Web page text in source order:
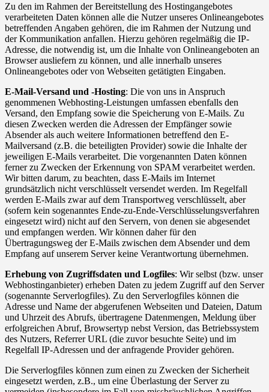
Zu den im Rahmen der Bereitstellung des Hostingangebotes
verarbeiteten Daten können alle die Nutzer unseres Onlineangebotes
betreffenden Angaben gehören, die im Rahmen der Nutzung und
der Kommunikation anfallen. Hierzu gehören regelmäßig die IP-
Adresse, die notwendig ist, um die Inhalte von Onlineangeboten an
Browser ausliefern zu können, und alle innerhalb unseres
Onlineangebotes oder von Webseiten getätigten Eingaben.
E-Mail-Versand und -Hosting: Die von uns in Anspruch
genommenen Webhosting-Leistungen umfassen ebenfalls den
Versand, den Empfang sowie die Speicherung von E-Mails. Zu
diesen Zwecken werden die Adressen der Empfänger sowie
Absender als auch weitere Informationen betreffend den E-
Mailversand (z.B. die beteiligten Provider) sowie die Inhalte der
jeweiligen E-Mails verarbeitet. Die vorgenannten Daten können
ferner zu Zwecken der Erkennung von SPAM verarbeitet werden.
Wir bitten darum, zu beachten, dass E-Mails im Internet
grundsätzlich nicht verschlüsselt versendet werden. Im Regelfall
werden E-Mails zwar auf dem Transportweg verschlüsselt, aber
(sofern kein sogenanntes Ende-zu-Ende-Verschlüsselungsverfahren
eingesetzt wird) nicht auf den Servern, von denen sie abgesendet
und empfangen werden. Wir können daher für den
Übertragungsweg der E-Mails zwischen dem Absender und dem
Empfang auf unserem Server keine Verantwortung übernehmen.
Erhebung von Zugriffsdaten und Logfiles: Wir selbst (bzw. unser
Webhostinganbieter) erheben Daten zu jedem Zugriff auf den Server
(sogenannte Serverlogfiles). Zu den Serverlogfiles können die
Adresse und Name der abgerufenen Webseiten und Dateien, Datum
und Uhrzeit des Abrufs, übertragene Datenmengen, Meldung über
erfolgreichen Abruf, Browsertyp nebst Version, das Betriebssystem
des Nutzers, Referrer URL (die zuvor besuchte Seite) und im
Regelfall IP-Adressen und der anfragende Provider gehören.
Die Serverlogfiles können zum einen zu Zwecken der Sicherheit
eingesetzt werden, z.B., um eine Überlastung der Server zu